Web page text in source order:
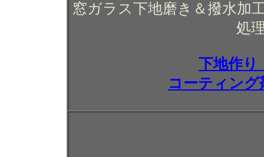
窓ガラス下地磨き＆撥水加
処
下地作り
コーティン